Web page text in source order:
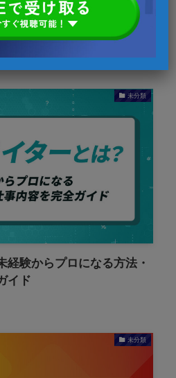
イントを縦向きにする方法
ウトまで図解で解説
未分類
経験からプロになる方法・
イド
未分類